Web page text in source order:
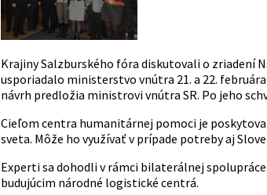
Krajiny Salzburského fóra diskutovali o zriadení
usporiadalo ministerstvo vnútra 21. a 22.
návrh predložia ministrovi vnútra SR. Po jeho
Cieľom centra humanitárnej pomoci je
sveta. Môže ho využívať v prípade potreby aj
Experti sa dohodli v rámci bilaterálnej
budujúcim národné logistické centrá.